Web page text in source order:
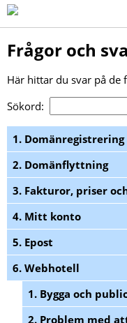
Frågor och
Här hittar du svar på de
Sökord:
1. Domänregistrering
2. Domänflyttning
3. Fakturor, priser
4. Mitt konto
5. Epost
6. Webhotell
1. Bygga och
2. Problem med